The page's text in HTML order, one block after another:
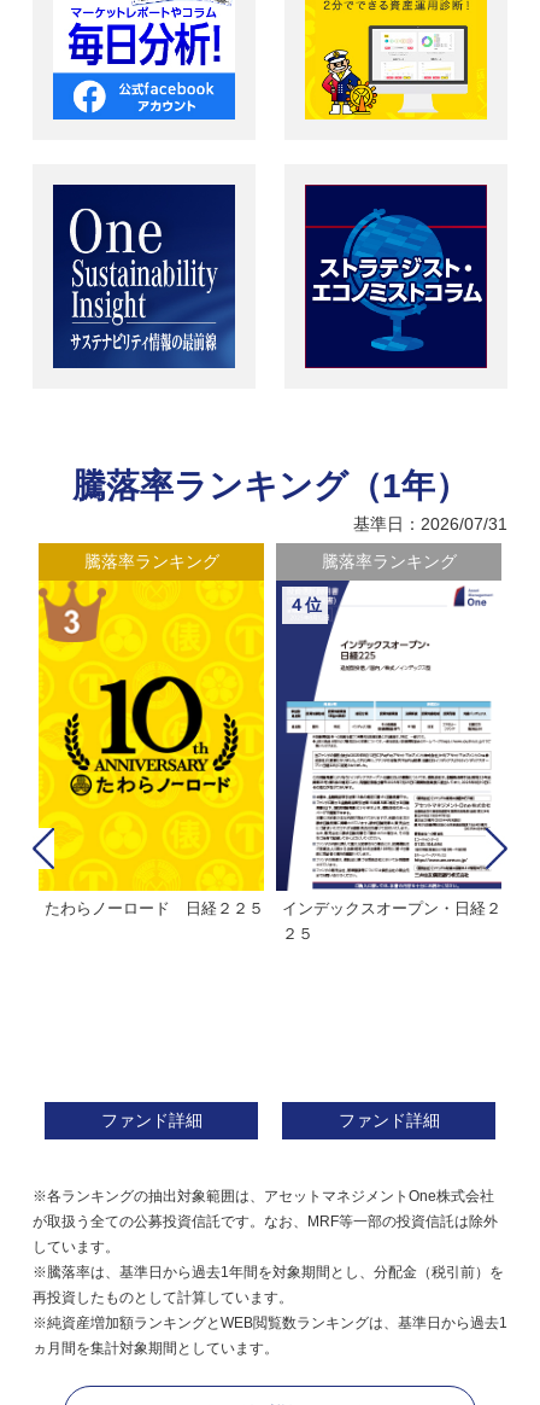
騰落率ランキング（1年）
基準日：2026/07/31
騰落率ランキング
たわらノーロード 日経２２５
ファンド詳細
騰落率ランキング
４位
インデックスオープン・日経２
２５
ファンド詳細
※各ランキングの抽出対象範囲は、アセットマネジメントOne株式会社
が取扱う全ての公募投資信託です。なお、MRF等一部の投資信託は除外
しています。
※騰落率は、基準日から過去1年間を対象期間とし、分配金（税引前）を
再投資したものとして計算しています。
※純資産増加額ランキングとWEB閲覧数ランキングは、基準日から過去1
ヵ月間を集計対象期間としています。